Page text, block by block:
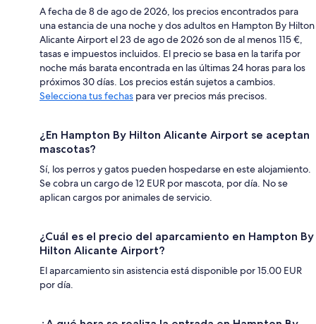
A fecha de 8 de ago de 2026, los precios encontrados para
una estancia de una noche y dos adultos en Hampton By Hilton
Alicante Airport el 23 de ago de 2026 son de al menos 115 €,
tasas e impuestos incluidos. El precio se basa en la tarifa por
noche más barata encontrada en las últimas 24 horas para los
próximos 30 días. Los precios están sujetos a cambios.
Selecciona tus fechas para ver precios más precisos.
¿En Hampton By Hilton Alicante Airport se aceptan
mascotas?
Sí, los perros y gatos pueden hospedarse en este alojamiento.
Se cobra un cargo de 12 EUR por mascota, por día. No se
aplican cargos por animales de servicio.
¿Cuál es el precio del aparcamiento en Hampton By
Hilton Alicante Airport?
El aparcamiento sin asistencia está disponible por 15.00 EUR
por día.